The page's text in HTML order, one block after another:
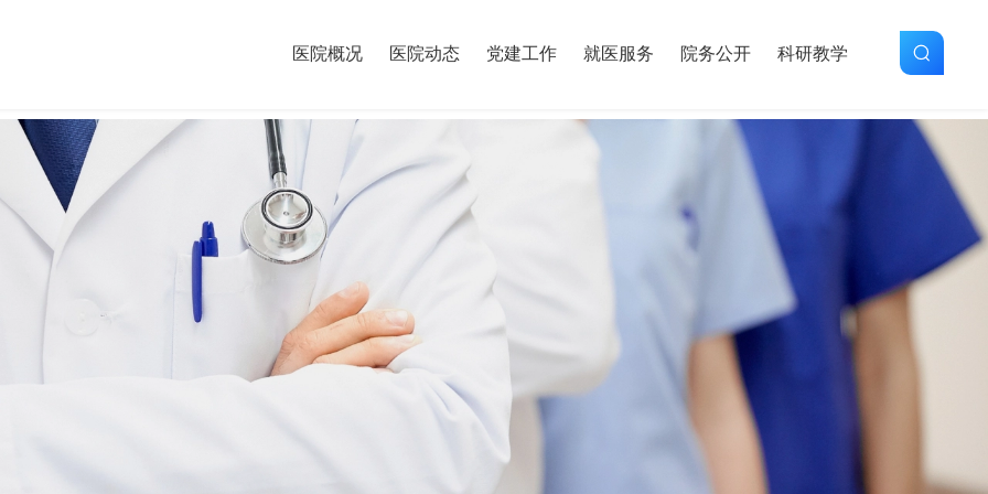
医院概况 医院动态 党建工作 就医服务 院务公开 科研教学